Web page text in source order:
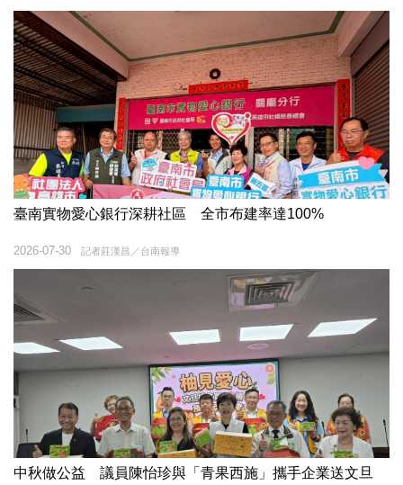
臺南實物愛心銀行深耕社區 全市布建率達100%
記者莊漢昌／台南報導
2026-07-30
中秋做公益 議員陳怡珍與「青果西施」攜手企業送文旦